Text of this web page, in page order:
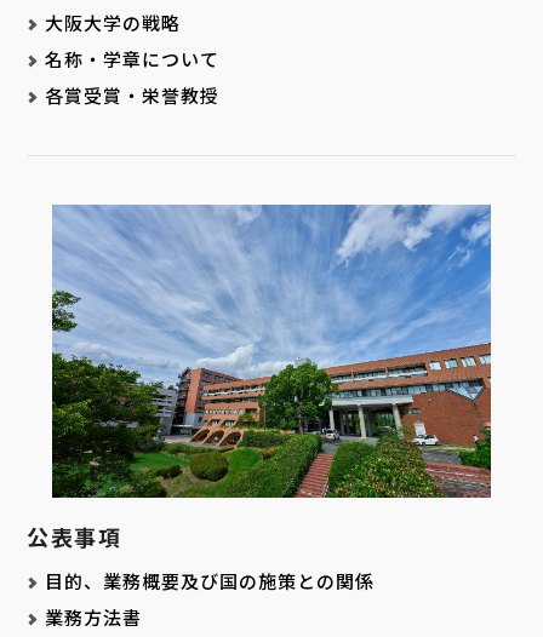
大阪大学の戦略
名称・学章について
各賞受賞・栄誉教授
公表事項
目的、業務概要及び国の施策との関係
業務方法書